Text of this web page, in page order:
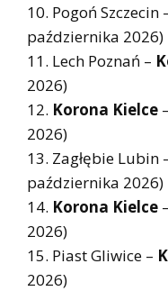
Pogoń Szczecin
października 2026)
Lech Poznań –
2026)
Korona Kielce
2026)
Zagłębie Lubin
października 2026)
Korona Kielce
2026)
Piast Gliwice –
2026)